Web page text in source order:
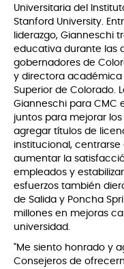
Universitaria del
Stanford University.
liderazgo, Gianneschi
educativa durante las
gobernadores de
y directora académica
Superior de Colorado.
Gianneschi para CMC
juntos para mejorar
agregar títulos de
institucional, centrarse
aumentar la
empleados y
esfuerzos también
de Salida y Poncha
millones en mejoras
universidad.
"Me siento honrado y
Consejeros de